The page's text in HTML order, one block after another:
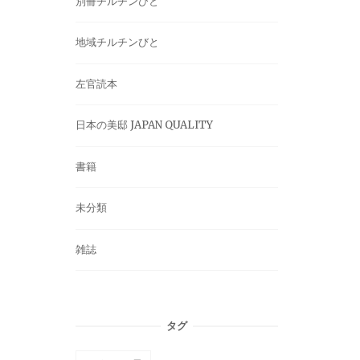
地域チルチンびと
左官読本
日本の美邸 JAPAN QUALITY
書籍
未分類
雑誌
タグ